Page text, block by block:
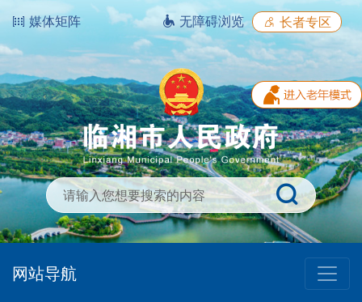
媒体矩阵 无障碍浏览 长者专区
网站导航